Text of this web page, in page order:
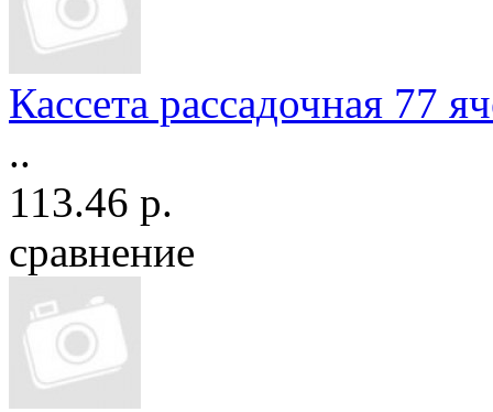
Кассета рассадочная 77
..
113.46 р.
сравнение